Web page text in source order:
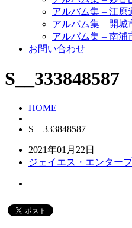
アルバム集 – 江原
アルバム集 – 開城
アルバム集 – 南浦
お問い合わせ
S__333848587
HOME
S__333848587
2021年01月22日
ジェイエス・エンター